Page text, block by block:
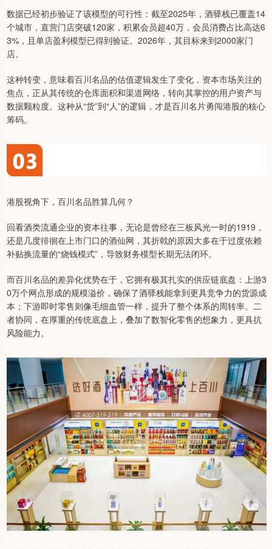
数据已经初步验证了该模型的可行性：截至2025年，酒驿栈已覆盖14
个城市，直营门店突破120家，积累会员超40万，会员消费占比高达6
3%，且单店盈利模型已得到验证。2026年，其目标来到2000家门
店。
这种转变，意味着百川名品的估值逻辑发生了变化，资本市场关注的
焦点，正从其传统的仓库面积和渠道网络，转向其掌控的用户资产与
数据颗粒度。这种从“货”到“人”的逻辑，才是百川名片勇闯港股的核心
筹码。
港股视角下，百川名品胜算几何？
回看酒类流通企业的资本往事，无论是曾经在三板风光一时的1919，
还是几度徘徊在上市门口的酒仙网，其折戟的原因大多在于过度依赖
补贴换流量的“烧钱模式”，导致财务模型长期无法闭环。
而百川名品的差异化优势在于，它拥有极其扎实的供应链底盘：上游3
0万个网点形成的规模溢价，确保了酒驿栈能拿到更具竞争力的货源成
本；下游即时零售则像毛细血管一样，提升了整个体系的周转率。二
者协同，在厚重的传统底盘上，叠加了数智化零售的想象力，更具抗
风险能力。